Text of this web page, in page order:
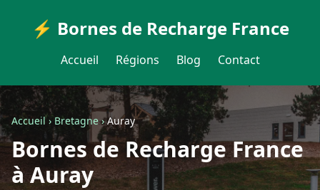
⚡ Bornes de Recharge France
Accueil Régions Blog Contact
Accueil›Bretagne›Auray
Bornes de Recharge France
à Auray